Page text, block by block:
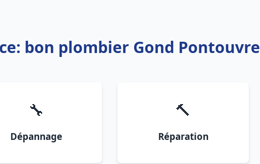
bon plombier Gond Pontouvre
🔧
Dépannage
🔨
Réparation